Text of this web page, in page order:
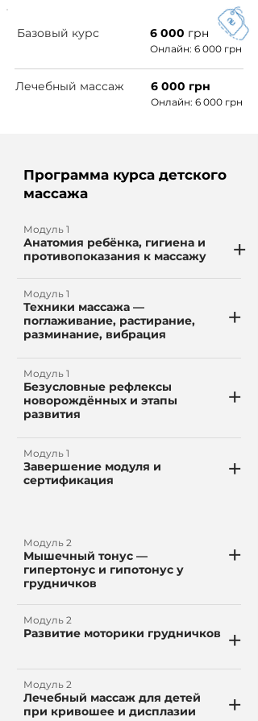
Базовый курс 6 000 грн
Онлайн: 6 000 грн
Лечебный массаж 6 000 грн
Онлайн: 6 000 грн
Программа курса детского
массажа
Модуль 1
Анатомия ребёнка, гигиена и
противопоказания к массажу
+
Модуль 1
Техники массажа —
поглаживание, растирание,
разминание, вибрация
+
Модуль 1
Безусловные рефлексы
новорождённых и этапы
развития
+
Модуль 1
Завершение модуля и
сертификация
+
Модуль 2
Мышечный тонус —
гипертонус и гипотонус у
грудничков
+
Модуль 2
Развитие моторики грудничков +
Модуль 2
Лечебный массаж для детей
при кривошее и дисплазии
+